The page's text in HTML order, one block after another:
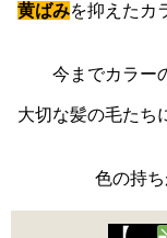
黄ばみを抑えたカ
今までカラー
大切な髪の毛た
色の持